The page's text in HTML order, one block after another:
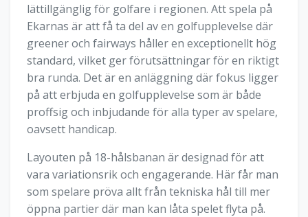
lättillgänglig för golfare i regionen. Att spela på
Ekarnas är att få ta del av en golfupplevelse där
greener och fairways håller en exceptionellt hög
standard, vilket ger förutsättningar för en riktigt
bra runda. Det är en anläggning där fokus ligger
på att erbjuda en golfupplevelse som är både
proffsig och inbjudande för alla typer av spelare,
oavsett handicap.
Layouten på 18-hålsbanan är designad för att
vara variationsrik och engagerande. Här får man
som spelare pröva allt från tekniska hål till mer
öppna partier där man kan låta spelet flyta på.